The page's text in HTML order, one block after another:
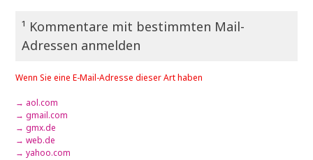
¹ Kommentare mit bestimmten Mail-
Adressen anmelden
Wenn Sie eine E-Mail-Adresse dieser Art haben
→ aol.com
→ gmail.com
→ gmx.de
→ web.de
→ yahoo.com